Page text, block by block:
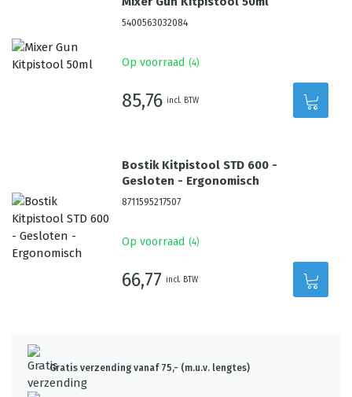
5400563032084
Op voorraad (4)
85,76 incl. BTW
Bostik Kitpistool STD 600 -
Gesloten - Ergonomisch
8711595217507
Op voorraad (4)
66,77 incl. BTW
Gratis verzending vanaf 75,- (m.u.v. lengtes)